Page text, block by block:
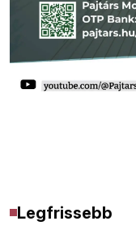
Legfrissebb